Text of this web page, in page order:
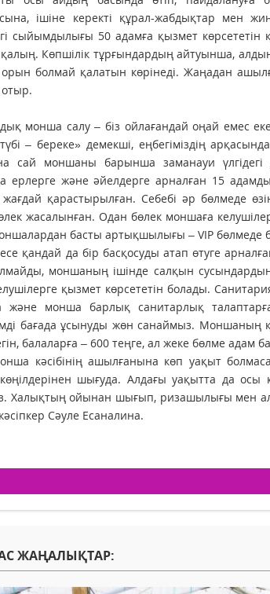
ішіне керекті құрал-жабдықтар мен
сыйымдылығы 50 адамға қызмет
Көпшілік тұрғындардың айтуынша,
болмай қалатын көрінеді. Жаңадан
мон­ша салу – біз ой­ла­ғандай оңай емес
– береке» де­мекші, ең­­бе­гіміздің
сай моншаны барынша заманауи
ерлерге және әйелдерге арналған 15
қарастырылған. Себебі әр бөлмеде
жасалынған. Одан бөлек моншаға
басты артықшылығы – VIP бөлмеде
қандай да бір басқосуды атап өтуге
моншаның ішінде салқын
қызмет көрсететін болады.
және монша барлық санитарлық
бағада ұсынуды жөн санаймыз. Моншаның
балаларға – 600 теңге, ал жеке бөлме адам
кәсібінің ашылғанына көп уақыт
шығуда. Алдағы уақытта да осы
Халықтың ойынан шығып, ризашылығы мен
Сәуле Есаналина.
ЖАҢАЛЫҚТАР: